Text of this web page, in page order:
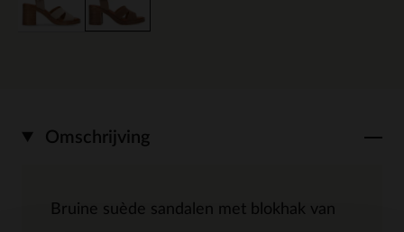
Omschrijving
Bruine suède sandalen met blokhak van